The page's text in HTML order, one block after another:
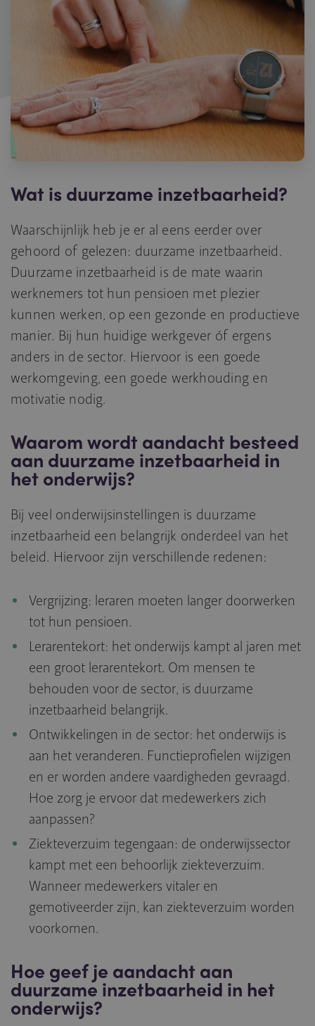
Wat is duurzame inzetbaarheid?
Waarschijnlijk heb je er al eens eerder over
gehoord of gelezen: duurzame inzetbaarheid.
Duurzame inzetbaarheid is de mate waarin
werknemers tot hun pensioen met plezier
kunnen werken, op een gezonde en productieve
manier. Bij hun huidige werkgever óf ergens
anders in de sector. Hiervoor is een goede
werkomgeving, een goede werkhouding en
motivatie nodig.
Waarom wordt aandacht besteed
aan duurzame inzetbaarheid in
het onderwijs?
Bij veel onderwijsinstellingen is duurzame
inzetbaarheid een belangrijk onderdeel van het
beleid. Hiervoor zijn verschillende redenen:
Vergrijzing: leraren moeten langer doorwerken
tot hun pensioen.
Lerarentekort: het onderwijs kampt al jaren met
een groot lerarentekort. Om mensen te
behouden voor de sector, is duurzame
inzetbaarheid belangrijk.
Ontwikkelingen in de sector: het onderwijs is
aan het veranderen. Functieprofielen wijzigen
en er worden andere vaardigheden gevraagd.
Hoe zorg je ervoor dat medewerkers zich
aanpassen?
Ziekteverzuim tegengaan: de onderwijssector
kampt met een behoorlijk ziekteverzuim.
Wanneer medewerkers vitaler en
gemotiveerder zijn, kan ziekteverzuim worden
voorkomen.
Hoe geef je aandacht aan
duurzame inzetbaarheid in het
onderwijs?